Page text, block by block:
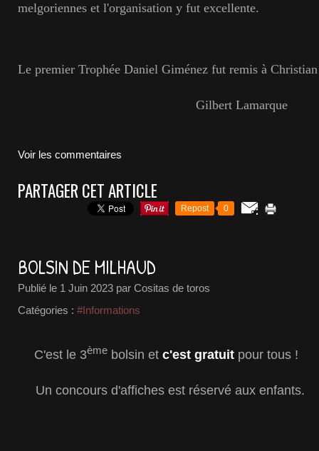
melgoriennes et l'organisation y fut excellente.
Le premier Trophée Daniel Giménez fut remis à
Gilbert Lamarque
Voir les commentaires
PARTAGER CET ARTICLE
Repost 0
BOLSIN DE MILHAUD
Publié le 1 Juin 2023 par Cositas de toros
Catégories : #Informations
C'est le 3ème bolsin et c'est gratuit pour tous !
Un concours d'affiches est réservé aux enfants.